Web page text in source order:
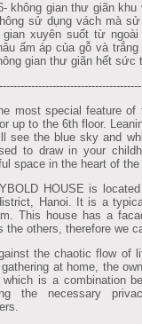
không gian thư giãn
sử dụng vách mà
gian xuyên suốt từ
ấm áp của gỗ và
gian thư giãn hết sức
special feature of
up to the 6th floor.
see the blue sky and
to draw in your
space in the heart of the
HOUSE is located
Hanoi. It is a
This house has a
the others, therefore we
the chaotic flow of
at home, the
which is a combination
the necessary